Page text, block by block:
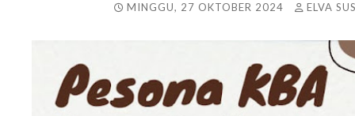
MINGGU, 27 OKTOBER 2024 ELVA